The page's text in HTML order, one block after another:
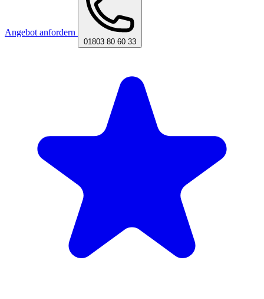
Angebot anfordern
01803 80 60 33